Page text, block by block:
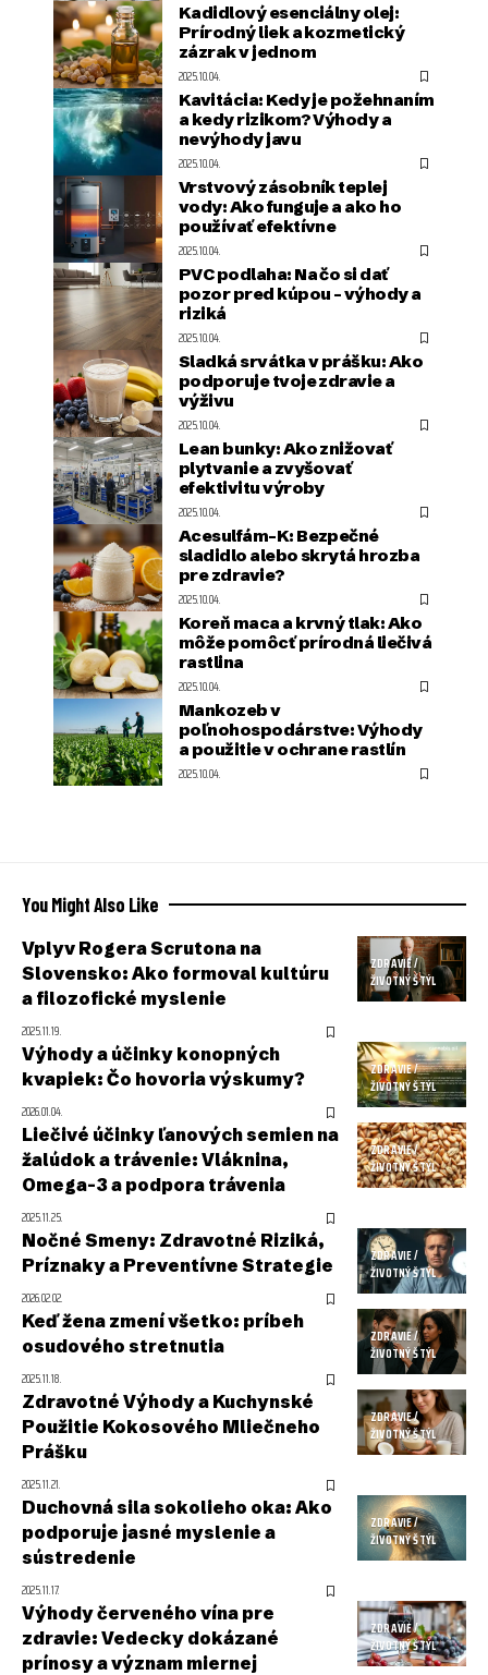
Kadidlový esenciálny olej:
Prírodný liek a kozmetický
zázrak v jednom
2025.10.04.
Kavitácia: Kedy je požehnaním
a kedy rizikom? Výhody a
nevýhody javu
2025.10.04.
Vrstvový zásobník teplej
vody: Ako funguje a ako ho
používať efektívne
2025.10.04.
PVC podlaha: Na čo si dať
pozor pred kúpou – výhody a
riziká
2025.10.04.
Sladká srvátka v prášku: Ako
podporuje tvoje zdravie a
výživu
2025.10.04.
Lean bunky: Ako znižovať
plytvanie a zvyšovať
efektivitu výroby
2025.10.04.
Acesulfám-K: Bezpečné
sladidlo alebo skrytá hrozba
pre zdravie?
2025.10.04.
Koreň maca a krvný tlak: Ako
môže pomôcť prírodná liečivá
rastlina
2025.10.04.
Mankozeb v
poľnohospodárstve: Výhody
a použitie v ochrane rastlín
2025.10.04.
You Might Also Like
ZDRAVIE /
ŽIVOTNÝ ŠTÝL
Vplyv Rogera Scrutona na
Slovensko: Ako formoval kultúru
a filozofické myslenie
2025.11.19.
ZDRAVIE /
ŽIVOTNÝ ŠTÝL
Výhody a účinky konopných
kvapiek: Čo hovoria výskumy?
2026.01.04.
ZDRAVIE /
ŽIVOTNÝ ŠTÝL
Liečivé účinky ľanových semien na
žalúdok a trávenie: Vláknina,
Omega-3 a podpora trávenia
2025.11.25.
ZDRAVIE /
ŽIVOTNÝ ŠTÝL
Nočné Smeny: Zdravotné Riziká,
Príznaky a Preventívne Strategie
2026.02.02.
ZDRAVIE /
ŽIVOTNÝ ŠTÝL
Keď žena zmení všetko: príbeh
osudového stretnutia
2025.11.18.
ZDRAVIE /
ŽIVOTNÝ ŠTÝL
Zdravotné Výhody a Kuchynské
Použitie Kokosového Mliečneho
Prášku
2025.11.21.
ZDRAVIE /
ŽIVOTNÝ ŠTÝL
Duchovná sila sokolieho oka: Ako
podporuje jasné myslenie a
sústredenie
2025.11.17.
ZDRAVIE /
ŽIVOTNÝ ŠTÝL
Výhody červeného vína pre
zdravie: Vedecky dokázané
prínosy a význam miernej